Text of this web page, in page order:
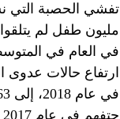
في العام في